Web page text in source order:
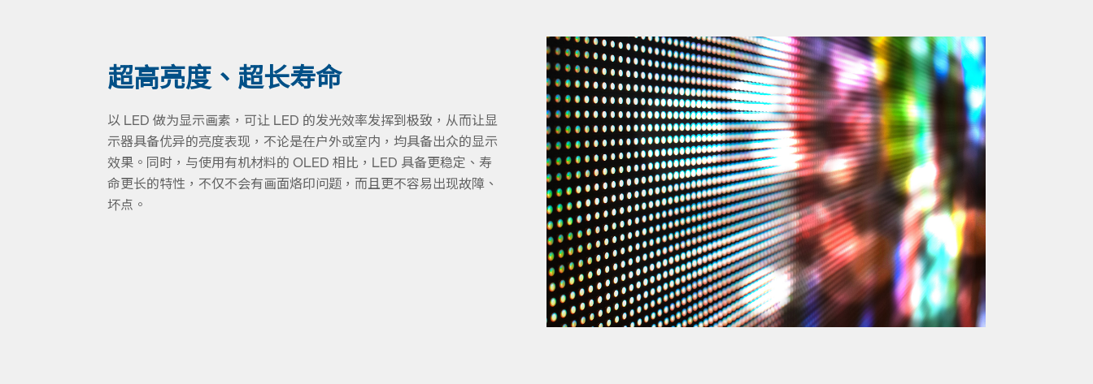
超高亮度、超长寿命
以 LED 做为显示画素，可让 LED 的发光效率发挥到极致，从而让显
示器具备优异的亮度表现，不论是在户外或室内，均具备出众的显示
效果。同时，与使用有机材料的 OLED 相比，LED 具备更稳定、寿
命更长的特性，不仅不会有画面烙印问题，而且更不容易出现故障、
坏点。